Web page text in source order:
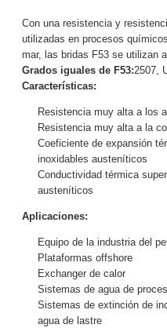
Con una resistencia y
utilizadas en procesos
mar, las bridas F53 se utilizan
Grados iguales de F53:2507,
Características:
Resistencia muy alta a los
Resistencia muy alta a la
Coeficiente de expansión
inoxidables austeníticos
Conductividad térmica
austeníticos
Aplicaciones:
Equipo de la industria del
Plataformas offshore
Exchanger de calor
Sistemas de agua de
Sistemas de extinción de
agua de lastre